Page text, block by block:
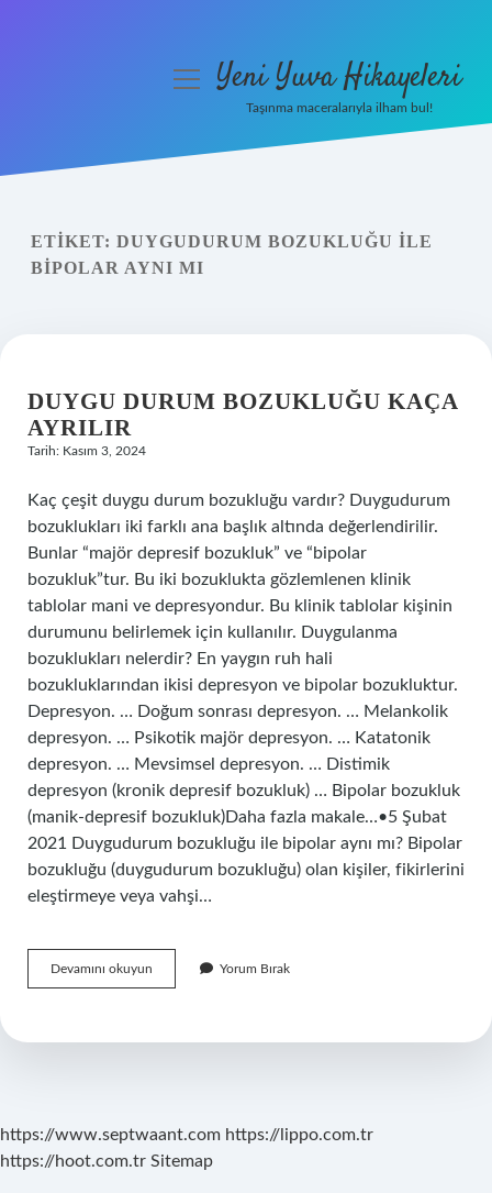
Yasal Uyarı
menüyüYeni Yuva Hikayeleri
Taşınma maceralarıyla ilham bul!
ETIKET: DUYGUDURUM BOZUKLUĞU ILE
BIPOLAR AYNI MI
DUYGU DURUM BOZUKLUĞU KAÇA
AYRILIR
Tarih: Kasım 3, 2024
Kaç çeşit duygu durum bozukluğu vardır? Duygudurum
bozuklukları iki farklı ana başlık altında değerlendirilir.
Bunlar “majör depresif bozukluk” ve “bipolar
bozukluk”tur. Bu iki bozuklukta gözlemlenen klinik
tablolar mani ve depresyondur. Bu klinik tablolar kişinin
durumunu belirlemek için kullanılır. Duygulanma
bozuklukları nelerdir? En yaygın ruh hali
bozukluklarından ikisi depresyon ve bipolar bozukluktur.
Depresyon. … Doğum sonrası depresyon. … Melankolik
depresyon. … Psikotik majör depresyon. … Katatonik
depresyon. … Mevsimsel depresyon. … Distimik
depresyon (kronik depresif bozukluk) … Bipolar bozukluk
(manik-depresif bozukluk)Daha fazla makale…•5 Şubat
2021 Duygudurum bozukluğu ile bipolar aynı mı? Bipolar
bozukluğu (duygudurum bozukluğu) olan kişiler, fikirlerini
eleştirmeye veya vahşi…
Devamını okuyun
Durum
Ayrılır
Yorum Bırak
https://www.septwaant.com https://lippo.com.tr
https://hoot.com.tr Sitemap